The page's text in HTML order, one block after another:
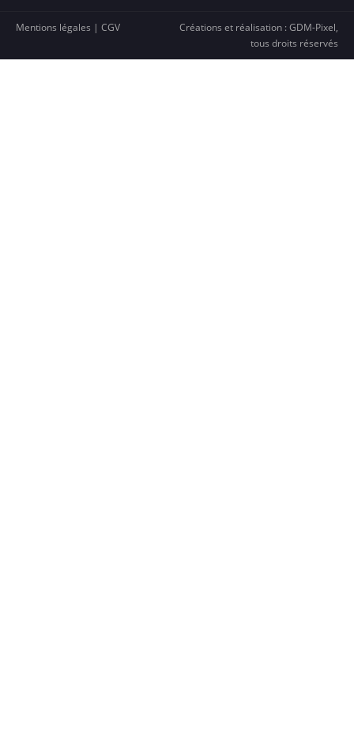
Mentions légales | CGV Créations et réalisation :GDM-Pixel,
tous droits réservés